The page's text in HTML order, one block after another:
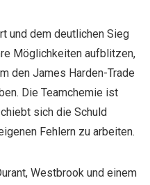
und dem deutlichen Sieg
Möglichkeiten aufblitzen,
den James Harden-Trade
Die Teamchemie ist
sich die Schuld
Fehlern zu arbeiten.
Westbrook und einem